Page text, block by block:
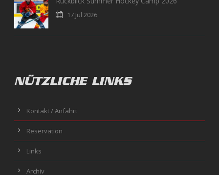
17 Jul 2026
NÜTZLICHE LINKS
Kontakt / Anfahrt
Reservation
Links
Archiv